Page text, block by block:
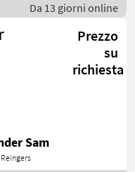
Da 13 giorni online
Prezzo
su
richiesta
Sam